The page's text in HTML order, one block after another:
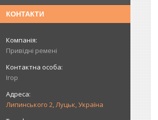
КОНТАКТИ
Привідні ремені
Ігор
Липинського 2, Луцьк, Україна